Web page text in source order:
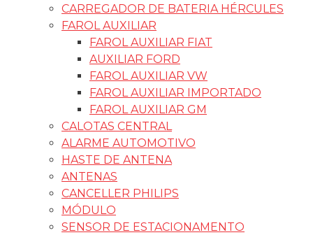
CARREGADOR DE BATERIA HÉRCULES
FAROL AUXILIAR
FAROL AUXILIAR FIAT
AUXILIAR FORD
FAROL AUXILIAR VW
FAROL AUXILIAR IMPORTADO
FAROL AUXILIAR GM
CALOTAS CENTRAL
ALARME AUTOMOTIVO
HASTE DE ANTENA
ANTENAS
CANCELLER PHILIPS
MÓDULO
SENSOR DE ESTACIONAMENTO